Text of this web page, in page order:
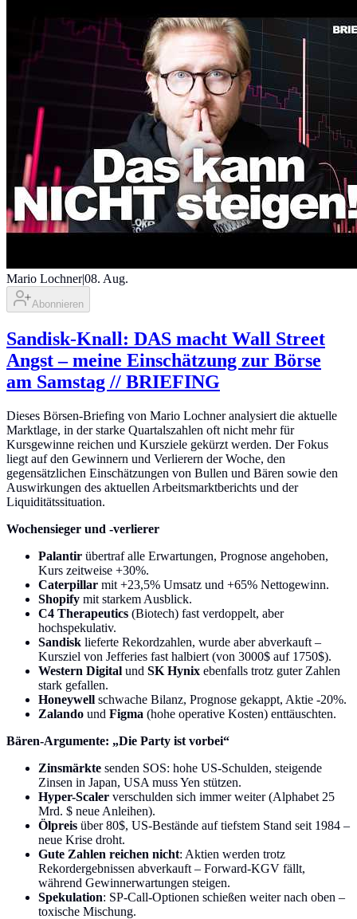
Mario Lochner|08. Aug.
Abonnieren
Sandisk-Knall: DAS macht Wall Street
Angst – meine Einschätzung zur Börse
am Samstag // BRIEFING
Dieses Börsen-Briefing von Mario Lochner analysiert die aktuelle
Marktlage, in der starke Quartalszahlen oft nicht mehr für
Kursgewinne reichen und Kursziele gekürzt werden. Der Fokus
liegt auf den Gewinnern und Verlierern der Woche, den
gegensätzlichen Einschätzungen von Bullen und Bären sowie den
Auswirkungen des aktuellen Arbeitsmarktberichts und der
Liquiditätssituation.
Wochensieger und -verlierer
Palantir übertraf alle Erwartungen, Prognose angehoben,
Kurs zeitweise +30%.
Caterpillar mit +23,5% Umsatz und +65% Nettogewinn.
Shopify mit starkem Ausblick.
C4 Therapeutics (Biotech) fast verdoppelt, aber
hochspekulativ.
Sandisk lieferte Rekordzahlen, wurde aber abverkauft –
Kursziel von Jefferies fast halbiert (von 3000$ auf 1750$).
Western Digital und SK Hynix ebenfalls trotz guter Zahlen
stark gefallen.
Honeywell schwache Bilanz, Prognose gekappt, Aktie -20%.
Zalando und Figma (hohe operative Kosten) enttäuschten.
Bären-Argumente: „Die Party ist vorbei“
Zinsmärkte senden SOS: hohe US-Schulden, steigende
Zinsen in Japan, USA muss Yen stützen.
Hyper-Scaler verschulden sich immer weiter (Alphabet 25
Mrd. $ neue Anleihen).
Ölpreis über 80$, US-Bestände auf tiefstem Stand seit 1984 –
neue Krise droht.
Gute Zahlen reichen nicht: Aktien werden trotz
Rekordergebnissen abverkauft – Forward-KGV fällt,
während Gewinnerwartungen steigen.
Spekulation: SP-Call-Optionen schießen weiter nach oben –
toxische Mischung.